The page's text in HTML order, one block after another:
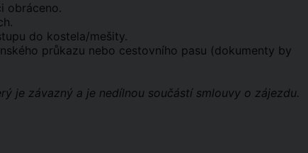
obráceno.
do kostela/mešity.
průkazu nebo cestovního pasu (dokumenty by
je závazný a je nedílnou součástí smlouvy o zájezdu.